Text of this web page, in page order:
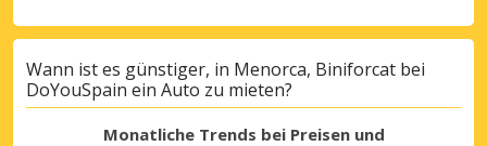
Wann ist es günstiger, in Menorca, Biniforcat bei
DoYouSpain ein Auto zu mieten?
Monatliche Trends bei Preisen und